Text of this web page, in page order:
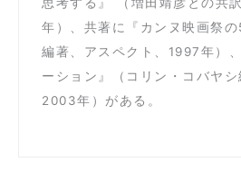
年）、共著に『カンヌ映画祭
編著、アスペクト、1997年）
ーション』（コリン・コバヤシ
2003年）がある。